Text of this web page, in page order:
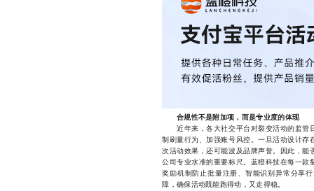
合规性不是附加项，而是专业度的体现
近年来，各大社交平台对裂变活动的监管
制刷量行为、加强账号风控。一旦活动设计
次活动效果，还可能波及品牌声誉。因此，
公司专业水准的重要标尺。蓝橙科技在每一
奖励机制防止批量注册、智能识别异常分享
障，确保活动既能跑得动，又走得稳。